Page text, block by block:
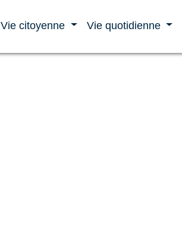
Vie citoyenne Vie quotidienne